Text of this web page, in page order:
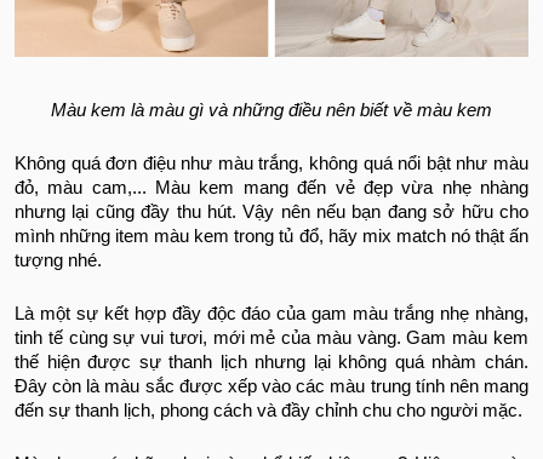
Màu kem là màu gì và những điều nên biết về màu kem
Không quá đơn điệu như màu trắng, không quá nổi bật như màu
đỏ, màu cam,... Màu kem mang đến vẻ đẹp vừa nhẹ nhàng
nhưng lại cũng đầy thu hút. Vậy nên nếu bạn đang sở hữu cho
mình những item màu kem trong tủ đổ, hãy mix match nó thật ấn
tượng nhé.
Là một sự kết hợp đầy độc đáo của gam màu trắng nhẹ nhàng,
tinh tế cùng sự vui tươi, mới mẻ của màu vàng. Gam màu kem
thế hiện được sự thanh lịch nhưng lại không quá nhàm chán.
Đây còn là màu sắc được xếp vào các màu trung tính nên mang
đến sự thanh lịch, phong cách và đầy chỉnh chu cho người mặc.